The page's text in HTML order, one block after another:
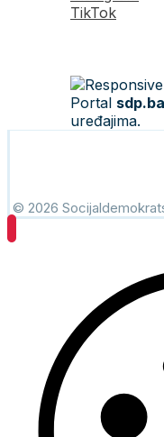
TikTok
Portal sdp.ba
uređajima.
© 2026